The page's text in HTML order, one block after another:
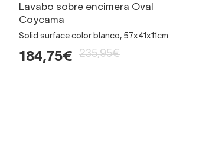
Lavabo sobre encimera Oval
Coycama
Solid surface color blanco, 57x41x11cm
184,75€ 235,95€